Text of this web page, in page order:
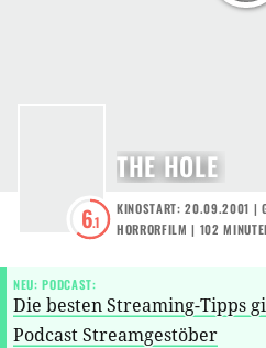
6.1
THE HOLE
KINOSTART: 20.09.2001 |
HORRORFILM | 102
NEU: PODCAST:
Die besten Streaming-Tipps
Podcast Streamgestöber